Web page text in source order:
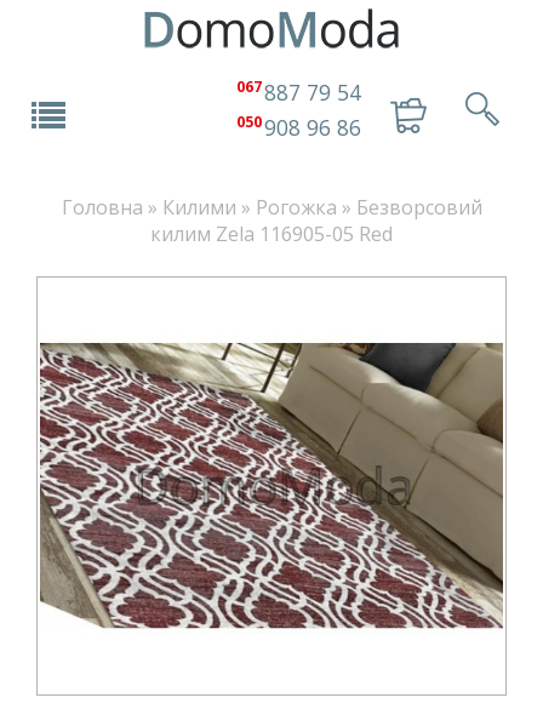
067887 79 54
050908 96 86
Головна » Килими » Рогожка » Безворсовий
килим Zela 116905-05 Red